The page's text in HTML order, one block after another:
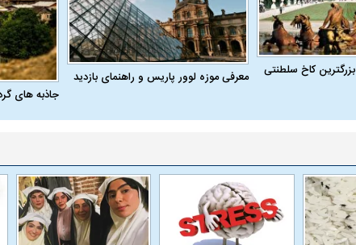
کاخ سلطنتی
معرفی موزه لوور پاریس و راهنمای بازدید
جاذبه های
حجازی درباره
ببینید| انیمیشن لگویی حمله به کویت با
جنگنده اف-۵
ببینید| نظر
گوگوش